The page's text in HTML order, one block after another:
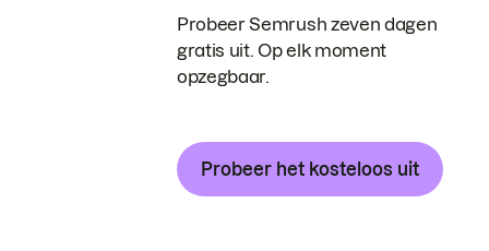
Probeer Semrush zeven dagen
gratis uit. Op elk moment
opzegbaar.
Probeer het kosteloos uit